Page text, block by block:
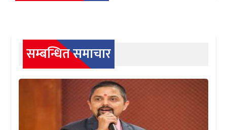
सम्बन्धित समाचार